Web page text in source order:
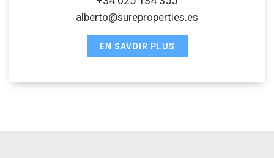
alberto@sureproperties.es
EN SAVOIR PLUS